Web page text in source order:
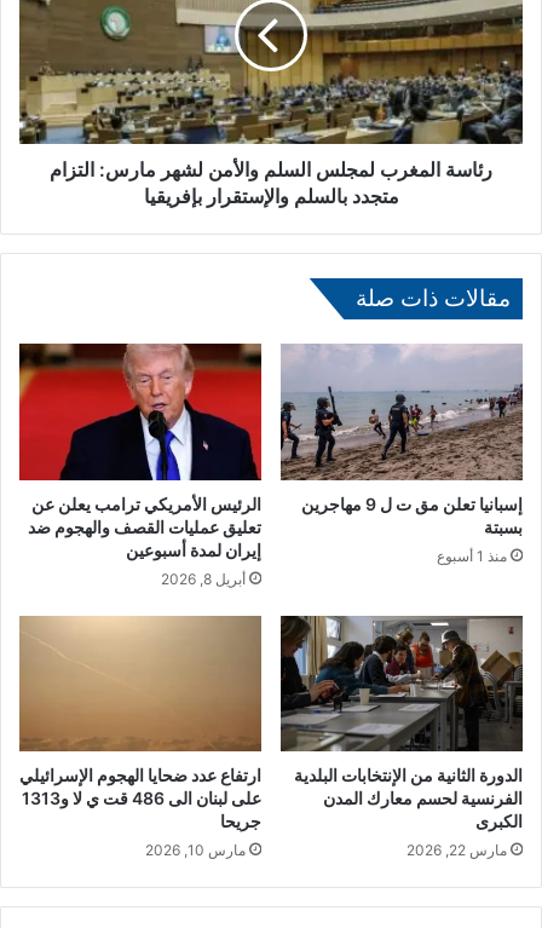
ر
ة
ا
ل
ع
ا
ا
1
6
ل
ل
ج
م
ع
ي
ة
ع
ا
م
ة
ل
ل
م
ج
ل
س
س
ة
ا
ل
م
غ
س
ا
س
ل
م
و
ا
أ
ل
ش
ه
ر
ا
ر
س
:
ا
ت
رئاسة المغرب لمجلس السلم والأمن لشهر مارس: التزام
متجدد بالسلم والإستقرار بإفريقيا
مقالات ذات صلة
إسبانيا تعلن مق ت ل 9 مهاجرين
بسبتة
منذ 1 أسبوع
الرئيس الأمريكي ترامب يعلن عن
تعليق عمليات القصف والهجوم ضد
إيران لمدة أسبوعين
أبريل 8, 2026
الدورة الثانية من الإنتخابات البلدية
الفرنسية لحسم معارك المدن
الكبرى
مارس 22, 2026
ارتفاع عدد ضحايا الهجوم الإسرائيلي
على لبنان الى 486 قت ي لا و1313
جريحا
مارس 10, 2026